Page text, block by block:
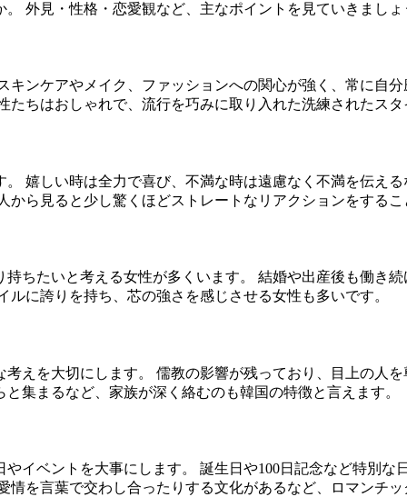
外見・性格・恋愛観など、主なポイントを見ていきましょ
ンケアやメイク、ファッションへの関心が強く、常に自
ちはおしゃれで、流行を巧みに取り入れた洗練されたス
嬉しい時は全力で喜び、不満な時は遠慮なく不満を伝え
ら見ると少し驚くほどストレートなリアクションをする
ちたいと考える女性が多くいます。 結婚や出産後も働き
に誇りを持ち、芯の強さを感じさせる女性も多いです。
えを大切にします。 儒教の影響が残っており、目上の人
集まるなど、家族が深く絡むのも韓国の特徴と言えます。
イベントを大事にします。 誕生日や100日記念など特別
を言葉で交わし合ったりする文化があるなど、ロマンチ